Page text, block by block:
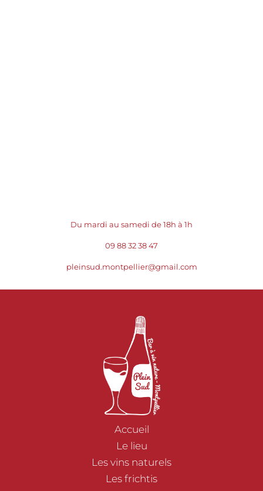
Du mardi au samedi de 18h à 1h
09 88 32 38 47
pleinsud.montpellier@gmail.com
Accueil
Le lieu
Les vins naturels
Les frichtis